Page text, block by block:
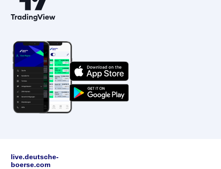
live.deutsche-
boerse.com